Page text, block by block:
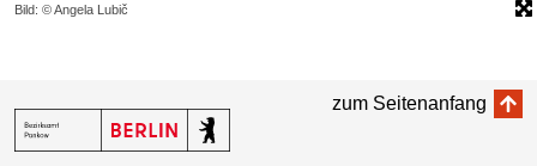
Bild: © Angela Lubič
zum Seitenanfang